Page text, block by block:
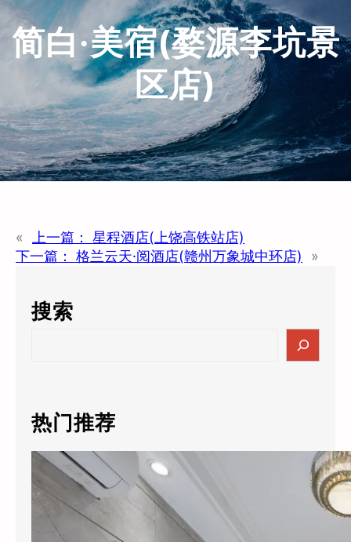
简白·美宿(婺源李坑景
区店)
« 上一篇：
星程酒店(上饶高铁站店)
下一篇：
格兰云天·阅酒店(赣州万象城中环店) »
搜索
c
h
热门推荐